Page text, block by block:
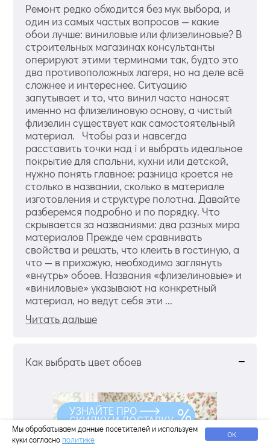
Ремонт редко обходится без мук выбора, и
один из самых частых вопросов — какие
обои лучше: виниловые или флизелиновые? В
строительных магазинах консультанты
оперируют этими терминами так, будто это
два противоположных лагеря, но на деле всё
сложнее и интереснее. Ситуацию
запутывает и то, что винил часто наносят
именно на флизелиновую основу, а чистый
флизелин существует как самостоятельный
материал. Чтобы раз и навсегда
расставить точки над i и выбрать идеальное
покрытие для спальни, кухни или детской,
нужно понять главное: разница кроется не
столько в названии, сколько в материале
изготовления и структуре полотна. Давайте
разберемся подробно и по порядку. Что
скрывается за названиями: два разных мира
материалов Прежде чем сравнивать
свойства и решать, что клеить в гостиную, а
что — в прихожую, необходимо заглянуть
«внутрь» обоев. Названия «флизелиновые» и
«виниловые» указывают на конкретный
материал, но ведут себя эти ...
Читать дальше
Как выбрать цвет обоев
Мы обрабатываем данные посетителей и используем
куки согласно политике ОК
УЗНАЙТЕ ПРО
СКИДКУ И ДОСТАВКУ